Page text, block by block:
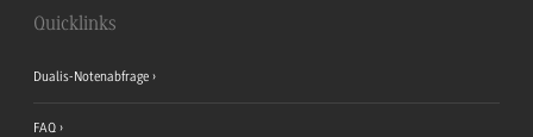
Quicklinks
Dualis-Notenabfrage
FAQ